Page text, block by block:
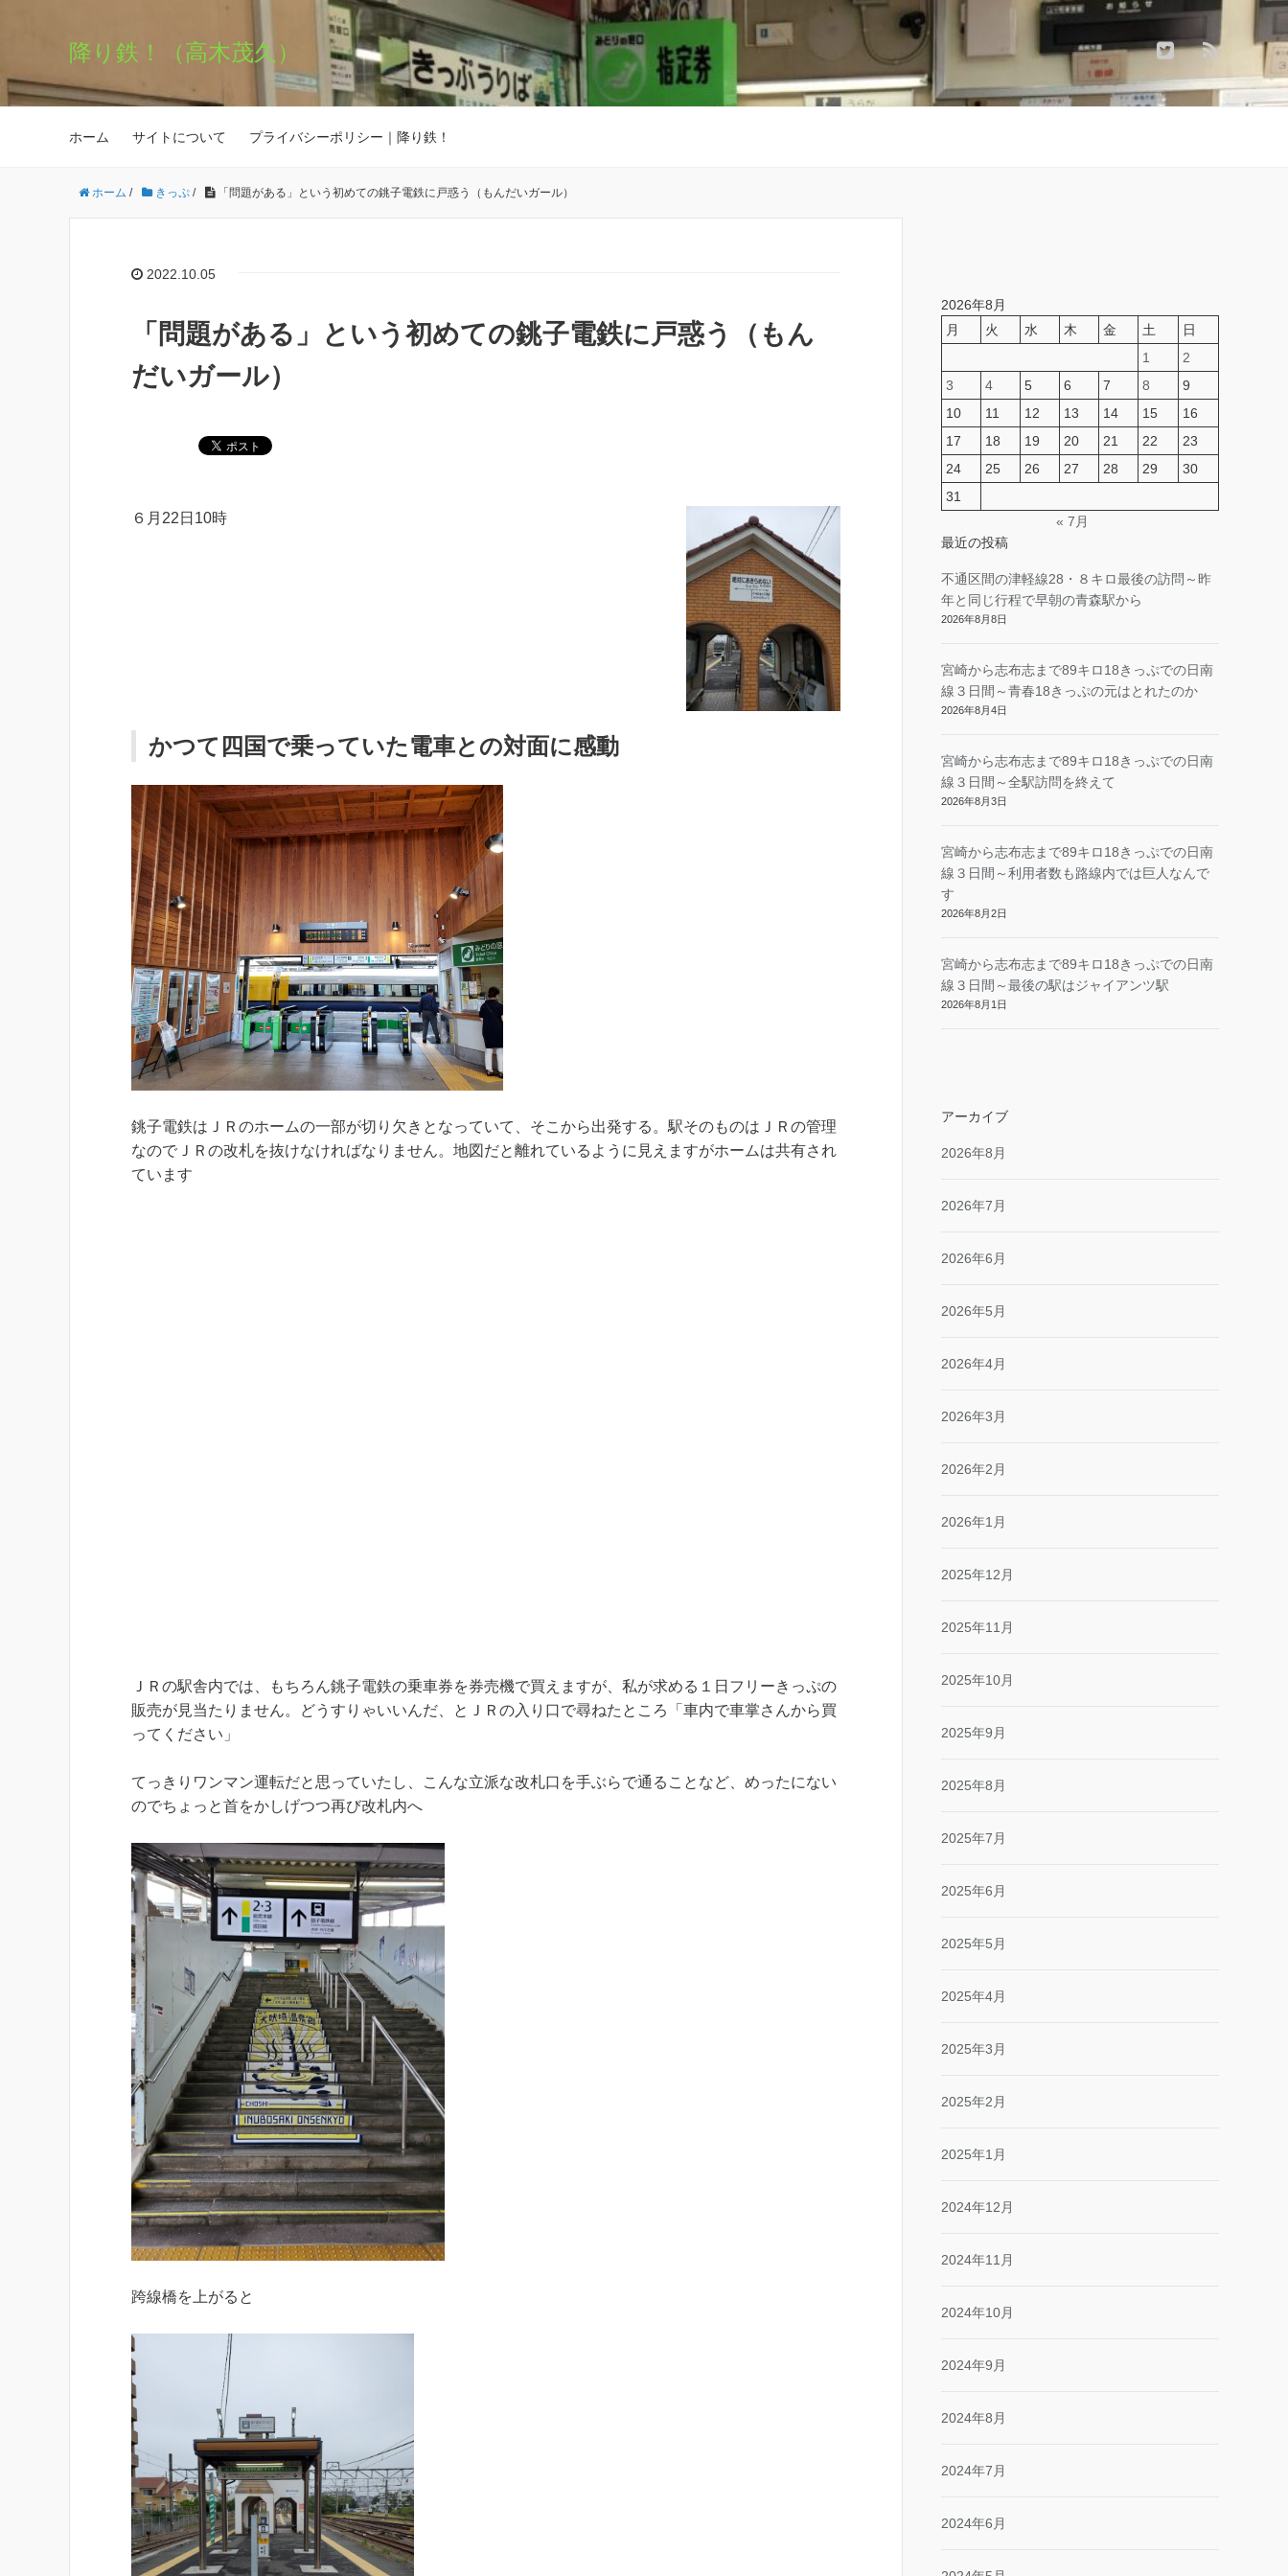
降り鉄！（高木茂久）
ホーム サイトについて プライバシーポリシー｜降り鉄！
ホーム / きっぷ / 「問題がある」という初めての銚子電鉄に戸惑う（もんだいガール）
2022.10.05
「問題がある」という初めての銚子電鉄に戸惑う（もん
だいガール）
６月22日10時
かつて四国で乗っていた電車との対面に感動
銚子電鉄はＪＲのホームの一部が切り欠きとなっていて、そこから出発する。駅そのものはＪＲの管理
なのでＪＲの改札を抜けなければなりません。地図だと離れているように見えますがホームは共有され
ています
ＪＲの駅舎内では、もちろん銚子電鉄の乗車券を券売機で買えますが、私が求める１日フリーきっぷの
販売が見当たりません。どうすりゃいいんだ、とＪＲの入り口で尋ねたところ「車内で車掌さんから買
ってください」
てっきりワンマン運転だと思っていたし、こんな立派な改札口を手ぶらで通ることなど、めったにない
のでちょっと首をかしげつつ再び改札内へ
跨線橋を上がると
2026年8月
月
火 水 木 金 土
日
1
2
3
4 5 6 7 8
9
10
11 12 13 14 15
16
17
18 19 20 21 22
23
24
25 26 27 28 29
30
31
« 7月
最近の投稿
不通区間の津軽線28・８キロ最後の訪問～昨
年と同じ行程で早朝の青森駅から
2026年8月8日
宮崎から志布志まで89キロ18きっぷでの日南
線３日間～青春18きっぷの元はとれたのか
2026年8月4日
宮崎から志布志まで89キロ18きっぷでの日南
線３日間～全駅訪問を終えて
2026年8月3日
宮崎から志布志まで89キロ18きっぷでの日南
線３日間～利用者数も路線内では巨人なんで
す
2026年8月2日
宮崎から志布志まで89キロ18きっぷでの日南
線３日間～最後の駅はジャイアンツ駅
2026年8月1日
アーカイブ
2026年8月
2026年7月
2026年6月
2026年5月
2026年4月
2026年3月
2026年2月
2026年1月
2025年12月
2025年11月
2025年10月
2025年9月
2025年8月
2025年7月
2025年6月
2025年5月
2025年4月
2025年3月
2025年2月
2025年1月
2024年12月
2024年11月
2024年10月
2024年9月
2024年8月
2024年7月
2024年6月